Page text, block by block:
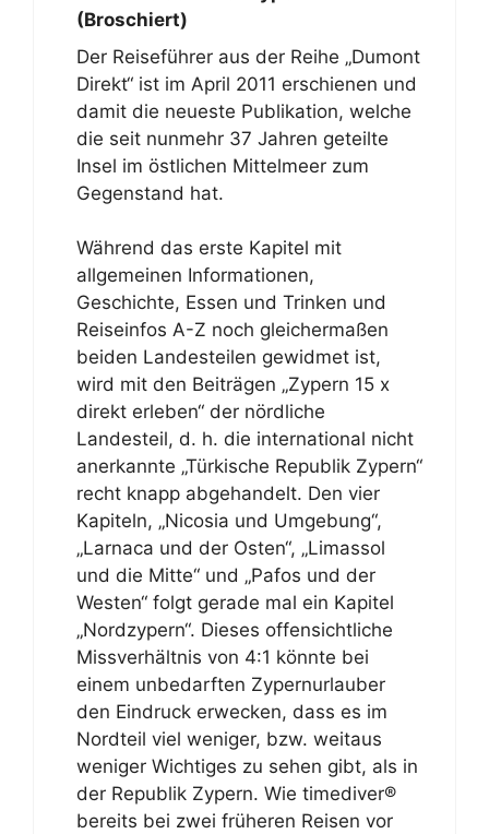
(Broschiert)
Der Reiseführer aus der Reihe „Dumont
Direkt“ ist im April 2011 erschienen und
damit die neueste Publikation, welche
die seit nunmehr 37 Jahren geteilte
Insel im östlichen Mittelmeer zum
Gegenstand hat.
Während das erste Kapitel mit
allgemeinen Informationen,
Geschichte, Essen und Trinken und
Reiseinfos A-Z noch gleichermaßen
beiden Landesteilen gewidmet ist,
wird mit den Beiträgen „Zypern 15 x
direkt erleben“ der nördliche
Landesteil, d. h. die international nicht
anerkannte „Türkische Republik Zypern“
recht knapp abgehandelt. Den vier
Kapiteln, „Nicosia und Umgebung“,
„Larnaca und der Osten“, „Limassol
und die Mitte“ und „Pafos und der
Westen“ folgt gerade mal ein Kapitel
„Nordzypern“. Dieses offensichtliche
Missverhältnis von 4:1 könnte bei
einem unbedarften Zypernurlauber
den Eindruck erwecken, dass es im
Nordteil viel weniger, bzw. weitaus
weniger Wichtiges zu sehen gibt, als in
der Republik Zypern. Wie timediver®
bereits bei zwei früheren Reisen vor